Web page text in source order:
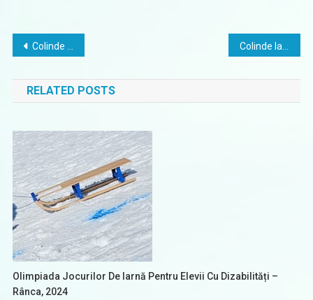
Navigare
în
articole
Colinde la Inspectoratul Școlar Județean Dâmbovița
RELATED POSTS
Olimpiada Jocurilor De Iarnă Pentru Elevii Cu Dizabilități –
Rânca, 2024